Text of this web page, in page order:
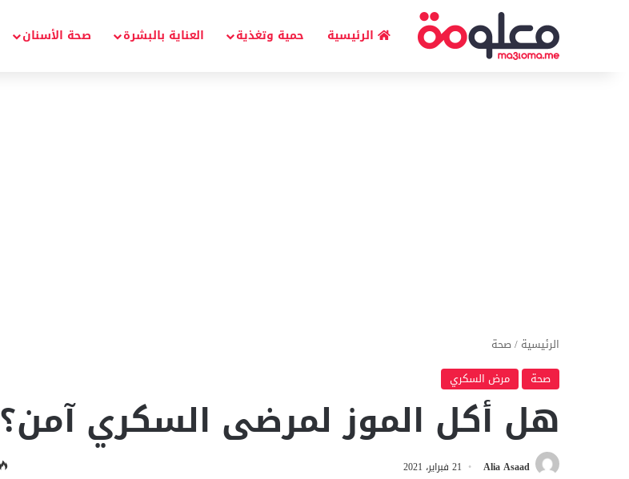
الرئيسية حمية وتغذية العناية بالبشرة صحة الأسنان
الرئيسية /صحة
صحة
مرض السكري
هل أكل الموز لمرضى السكري آمن؟
Alia Asaad 21 فبراير، 2021